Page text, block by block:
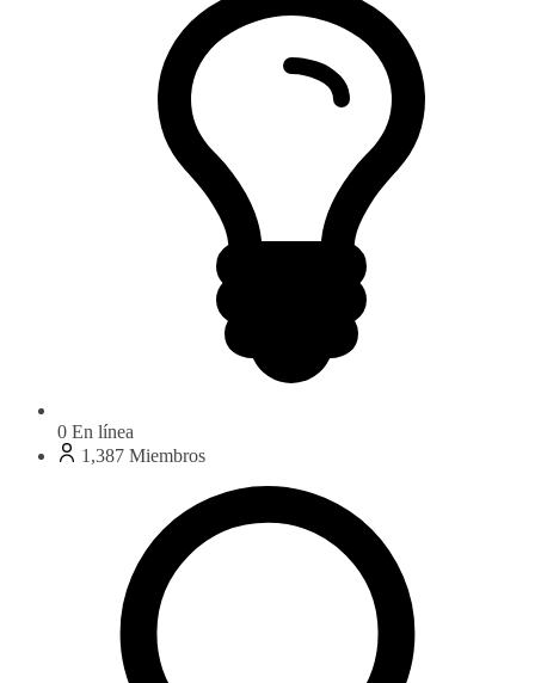
0 En línea
1,387 Miembros